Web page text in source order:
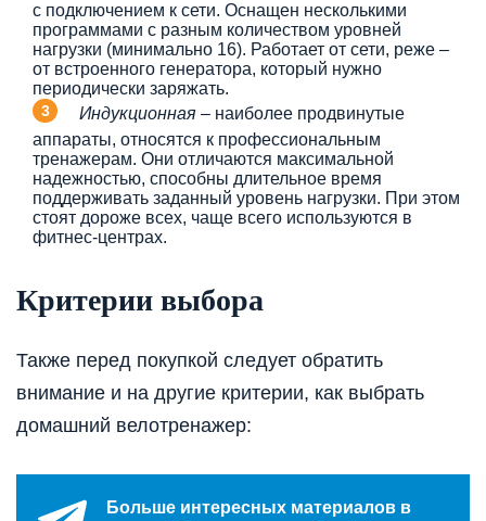
с подключением к сети. Оснащен несколькими
программами с разным количеством уровней
нагрузки (минимально 16). Работает от сети, реже –
от встроенного генератора, который нужно
периодически заряжать.
Индукционная – наиболее продвинутые
аппараты, относятся к профессиональным
тренажерам. Они отличаются максимальной
надежностью, способны длительное время
поддерживать заданный уровень нагрузки. При этом
стоят дороже всех, чаще всего используются в
фитнес-центрах.
Критерии выбора
Также перед покупкой следует обратить
внимание и на другие критерии, как выбрать
домашний велотренажер:
Больше интересных материалов в